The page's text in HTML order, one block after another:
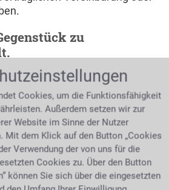
zu
ist die regelmäßige Zahlung
Als Unterhaltsverpflichteter
auch in der Lage sein diesen
können. Viele Eltern wissen
gleichermaßen zur
ihren Kindern
welche Art des Unterhaltes es
der Position ab die man
Cookies, um die Funktionsfähigkeit
Außerdem setzen wir zur
Website im Sinne der Nutzer
Mit dem Klick auf den Button „Cookies
Verwendung der von uns für die
Cookies zu. Über den Button
können Sie sich über die eingesetzten